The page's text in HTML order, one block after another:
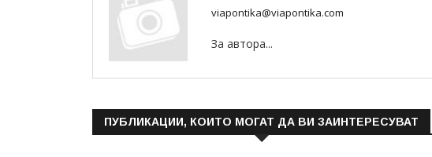
viapontika@viapontika.com
За автора...
ПУБЛИКАЦИИ, КОИТО МОГАТ ДА ВИ ЗАИНТЕРЕСУВАТ